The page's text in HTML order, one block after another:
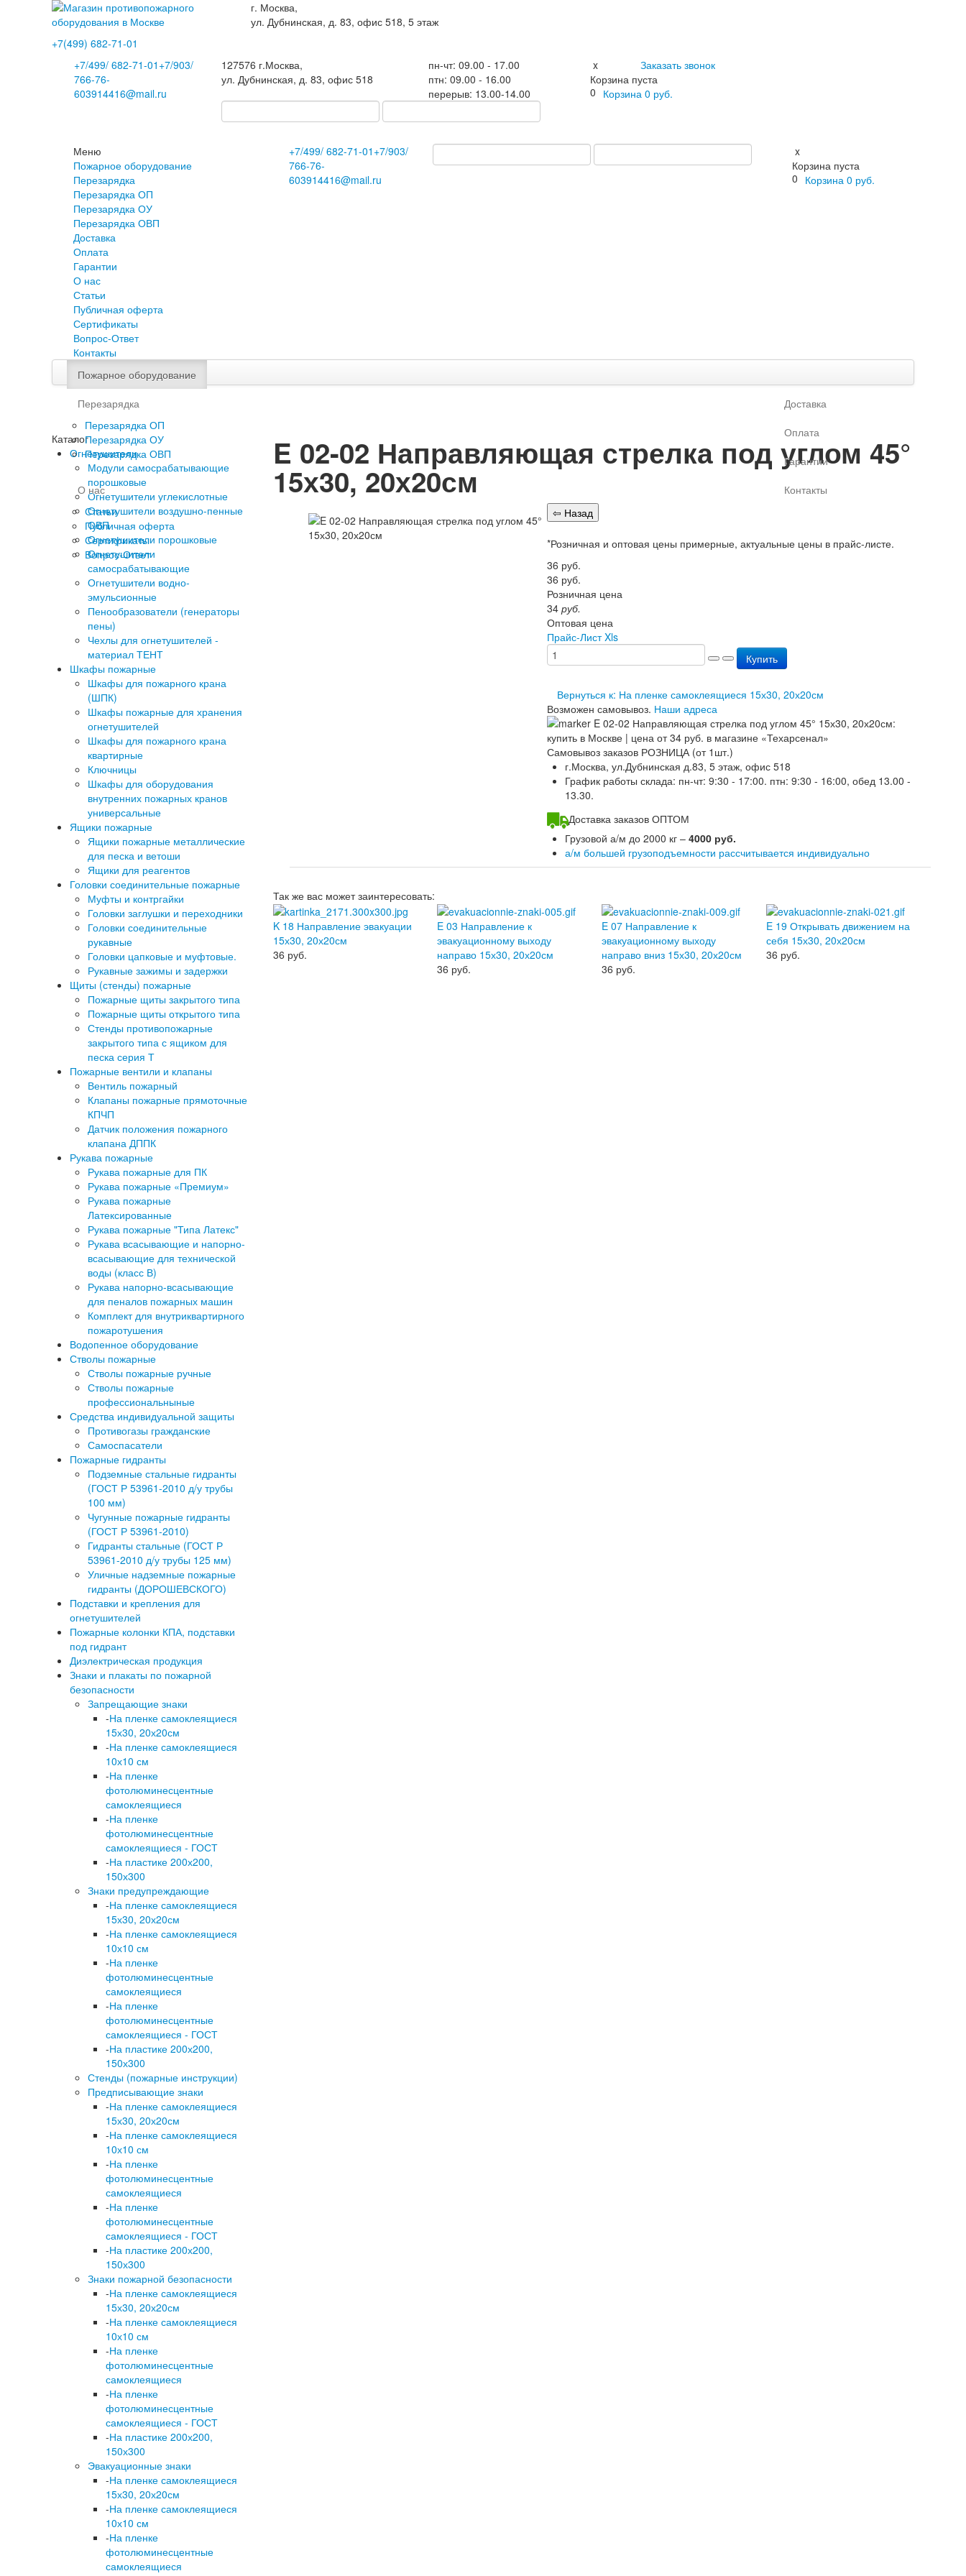
г. Москва,
ул. Дубнинская, д. 83, офис 518, 5 этаж
+7(499) 682-71-01
+7/499/682-71-01 +7/903/
766-76-
603914416@mail.ru
127576 г.Москва,
ул. Дубнинская, д. 83, офис 518
пн-чт: 09.00 - 17.00
птн: 09.00 - 16.00
перерыв: 13.00-14.00
Заказать звонок
x
Корзина пуста
0 Корзина 0 руб.
Меню
Пожарное оборудование
Перезарядка
Перезарядка ОП
Перезарядка ОУ
Перезарядка ОВП
Доставка
Оплата
Гарантии
О нас
Статьи
Публичная оферта
Сертификаты
Вопрос-Ответ
Контакты
+7/499/ 682-71-01 +7/903/
766-76-
603914416@mail.ru
x
Корзина пуста
0 Корзина 0 руб.
Пожарное оборудование
Перезарядка
Перезарядка ОП
Перезарядка ОУ
Перезарядка ОВП
Доставка
Оплата
Гарантии
О нас
Статьи
Публичная оферта
Сертификаты
Вопрос-Ответ
Контакты
Каталог
Огнетушители
Модули самосрабатывающие
порошковые
Огнетушители углекислотные
Огнетушители воздушно-пенные
ОВП
Огнетушители порошковые
Огнетушители
самосрабатывающие
Огнетушители водно-
эмульсионные
Пенообразователи (генераторы
пены)
Чехлы для огнетушителей -
материал ТЕНТ
Шкафы пожарные
Шкафы для пожарного крана
(ШПК)
Шкафы пожарные для хранения
огнетушителей
Шкафы для пожарного крана
квартирные
Ключницы
Шкафы для оборудования
внутренних пожарных кранов
универсальные
Ящики пожарные
Ящики пожарные металлические
для песка и ветоши
Ящики для реагентов
Головки соединительные пожарные
Муфты и контргайки
Головки заглушки и переходники
Головки соединительные
рукавные
Головки цапковые и муфтовые.
Рукавные зажимы и задержки
Щиты (стенды) пожарные
Пожарные щиты закрытого типа
Пожарные щиты открытого типа
Стенды противопожарные
закрытого типа с ящиком для
песка серия Т
Пожарные вентили и клапаны
Вентиль пожарный
Клапаны пожарные прямоточные
КПЧП
Датчик положения пожарного
клапана ДППК
Рукава пожарные
Рукава пожарные для ПК
Рукава пожарные «Премиум»
Рукава пожарные
Латексированные
Рукава пожарные "Типа Латекс"
Рукава всасывающие и напорно-
всасывающие для технической
воды (класс В)
Рукава напорно-всасывающие
для пеналов пожарных машин
Комплект для внутриквартирного
пожаротушения
Водопенное оборудование
Стволы пожарные
Стволы пожарные ручные
Стволы пожарные
профессиональныные
Средства индивидуальной защиты
Противогазы гражданские
Самоспасатели
Пожарные гидранты
Подземные стальные гидранты
(ГОСТ Р 53961-2010 д/у трубы
100 мм)
Чугунные пожарные гидранты
(ГОСТ Р 53961-2010)
Гидранты стальные (ГОСТ Р
53961-2010 д/у трубы 125 мм)
Уличные надземные пожарные
гидранты (ДОРОШЕВСКОГО)
Подставки и крепления для
огнетушителей
Пожарные колонки КПА, подставки
под гидрант
Диэлектрическая продукция
Знаки и плакаты по пожарной
безопасности
Запрещающие знаки
-На пленке самоклеящиеся
15х30, 20х20см
-На пленке самоклеящиеся
10х10 см
-На пленке
фотолюминесцентные
самоклеящиеся
-На пленке
фотолюминесцентные
самоклеящиеся - ГОСТ
-На пластике 200х200,
150х300
Знаки предупреждающие
-На пленке самоклеящиеся
15х30, 20х20см
-На пленке самоклеящиеся
10х10 см
-На пленке
фотолюминесцентные
самоклеящиеся
-На пленке
фотолюминесцентные
самоклеящиеся - ГОСТ
-На пластике 200х200,
150х300
Стенды (пожарные инструкции)
Предписывающие знаки
-На пленке самоклеящиеся
15х30, 20х20см
-На пленке самоклеящиеся
10х10 см
-На пленке
фотолюминесцентные
самоклеящиеся
-На пленке
фотолюминесцентные
самоклеящиеся - ГОСТ
-На пластике 200х200,
150х300
Знаки пожарной безопасности
-На пленке самоклеящиеся
15х30, 20х20см
-На пленке самоклеящиеся
10х10 см
-На пленке
фотолюминесцентные
самоклеящиеся
-На пленке
фотолюминесцентные
самоклеящиеся - ГОСТ
-На пластике 200х200,
150х300
Эвакуационные знаки
-На пленке самоклеящиеся
15х30, 20х20см
-На пленке самоклеящиеся
10х10 см
-На пленке
фотолюминесцентные
самоклеящиеся
E 02-02 Направляющая стрелка под углом 45°
15х30, 20х20см
*Розничная и оптовая цены примерные, актуальные цены в прайс-листе.
36 руб.
36 руб.
Розничная цена
34 руб.
Оптовая цена
Прайс-Лист Xls
Купить
Вернуться к: На пленке самоклеящиеся 15х30, 20х20см
Возможен самовывоз. Наши адреса
Самовывоз заказов РОЗНИЦА (от 1шт.)
г.Москва, ул.Дубнинская д.83, 5 этаж, офис 518
График работы склада: пн-чт: 9:30 - 17:00. птн: 9:30 - 16:00, обед 13.00 -
13.30.
Доставка заказов ОПТОМ
Грузовой а/м до 2000 кг – 4000 руб.
а/м большей грузоподъемности рассчитывается индивидуально
Так же вас может заинтересовать:
K 18 Направление эвакуации
15х30, 20х20см
36 руб.
E 03 Направление к
эвакуационному выходу
направо 15х30, 20х20см
36 руб.
E 07 Направление к
эвакуационному выходу
направо вниз 15х30, 20х20см
36 руб.
E 19 Открывать движением на
себя 15х30, 20х20см
36 руб.